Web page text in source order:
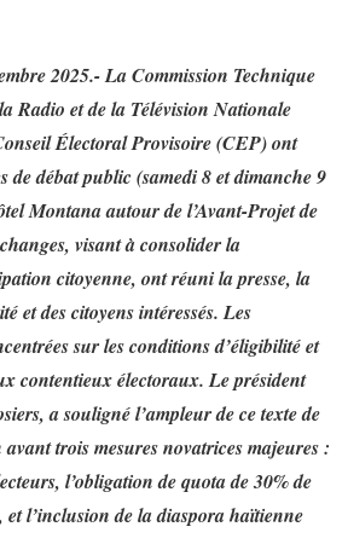
2025.- La Commission Technique
Radio et de la Télévision Nationale
Électoral Provisoire (CEP) ont
de débat public (samedi 8 et dimanche 9
Montana autour de l’Avant-Projet de
visant à consolider la
citoyenne, ont réuni la presse, la
et des citoyens intéressés. Les
sur les conditions d’éligibilité et
contentieux électoraux. Le président
a souligné l’ampleur de ce texte de
trois mesures novatrices majeures :
l’obligation de quota de 30% de
et l’inclusion de la diaspora haïtienne